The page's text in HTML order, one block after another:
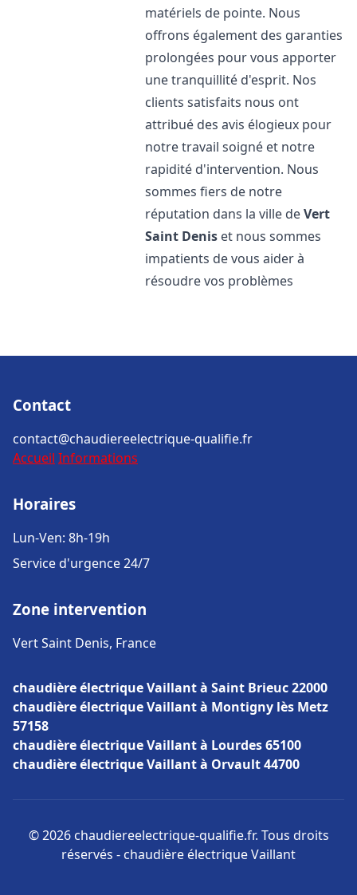
matériels de pointe. Nous
offrons également des garanties
prolongées pour vous apporter
une tranquillité d'esprit. Nos
clients satisfaits nous ont
attribué des avis élogieux pour
notre travail soigné et notre
rapidité d'intervention. Nous
sommes fiers de notre
réputation dans la ville deVert
Saint Denis et nous sommes
impatients de vous aider à
résoudre vos problèmes
Contact
contact@chaudiereelectrique-qualifie.fr
Accueil Informations
Horaires
Lun-Ven: 8h-19h
Service d'urgence 24/7
Zone intervention
Vert Saint Denis, France
chaudière électrique Vaillant à Saint Brieuc 22000
chaudière électrique Vaillant à Montigny lès Metz
57158
chaudière électrique Vaillant à Lourdes 65100
chaudière électrique Vaillant à Orvault 44700
© 2026 chaudiereelectrique-qualifie.fr. Tous droits
réservés - chaudière électrique Vaillant